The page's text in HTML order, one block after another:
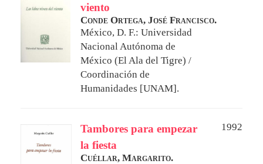
viento
Conde Ortega, José Francisco.
México, D. F.: Universidad
Nacional Autónoma de
México (El Ala del Tigre) /
Coordinación de
Humanidades [UNAM].
Tambores para empezar
la fiesta
1992
Cuéllar, Margarito.